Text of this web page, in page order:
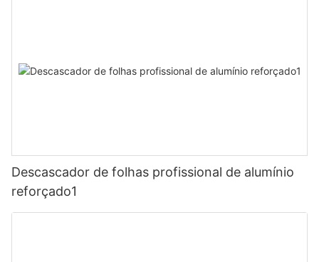
Descascador de folhas profissional de alumínio
reforçado1